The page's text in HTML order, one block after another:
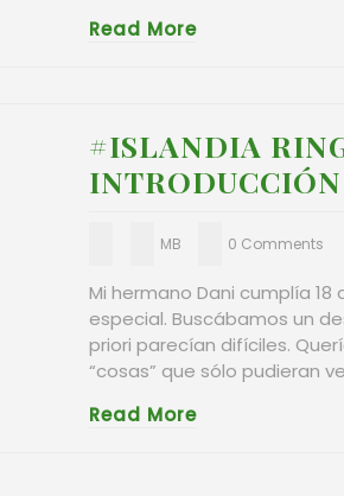
Read More
#ISLANDIA
MB 0 Comments
Mi hermano Dani cumplía
especial. Buscábamos un
priori parecían difíciles.
“cosas” que sólo pudieran
Read More